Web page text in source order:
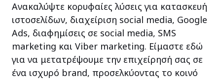
Ανακαλύψτε κορυφαίες λύσεις για κατασκευή
ιστοσελίδων, διαχείριση social media, Google
Ads, διαφημίσεις σε social media, SMS
marketing και Viber marketing. Είμαστε εδώ
για να μετατρέψουμε την επιχείρησή σας σε
ένα ισχυρό brand, προσελκύοντας το κοινό